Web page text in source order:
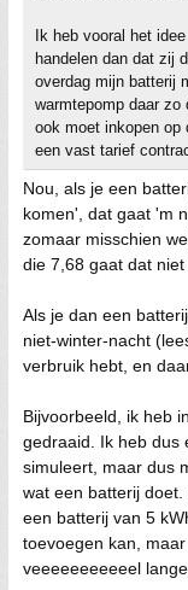
Ik heb vooral het
handelen dan dat zij
overdag mijn batterij
warmtepomp daar zo
ook moet inkopen op
een vast tarief
Nou, als je een
komen', dat gaat 'm
zomaar misschien
die 7,68 gaat dat
Als je dan een
niet-winter-nacht
verbruik hebt, en
Bijvoorbeeld, ik heb
gedraaid. Ik heb dus
simuleert, maar dus
wat een batterij
een batterij van 5
toevoegen kan,
veeeeeeeeeeel